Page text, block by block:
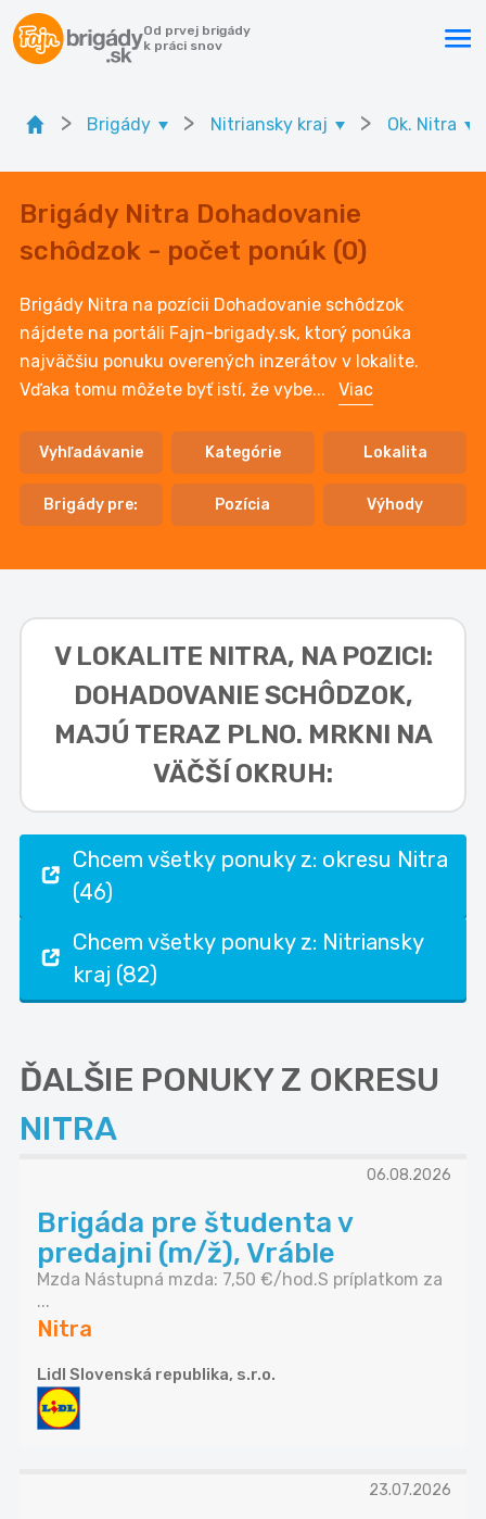
Od prvej brigády
k práci snov
> Brigády > Nitriansky kraj > Ok. Nitra
Brigády Nitra Dohadovanie
schôdzok - počet ponúk (0)
Brigády Nitra na pozícii Dohadovanie schôdzok
nájdete na portáli Fajn-brigady.sk, ktorý ponúka
najväčšiu ponuku overených inzerátov v lokalite.
Vďaka tomu môžete byť istí, že vybe... Viac
Vyhľadávanie Kategórie Lokalita
Brigády pre: Pozícia Výhody
V LOKALITE NITRA, NA POZICI:
DOHADOVANIE SCHÔDZOK,
MAJÚ TERAZ PLNO. MRKNI NA
VÄČŠÍ OKRUH:
Chcem všetky ponuky z: okresu Nitra
(46)
Chcem všetky ponuky z: Nitriansky
kraj (82)
ĎALŠIE PONUKY Z OKRESU
NITRA
06.08.2026
Brigáda pre študenta v
predajni (m/ž), Vráble
Mzda Nástupná mzda: 7,50 €/hod.S príplatkom za
...
Nitra
Lidl Slovenská republika, s.r.o.
23.07.2026